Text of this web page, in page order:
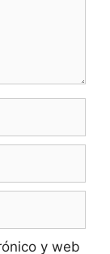
y web